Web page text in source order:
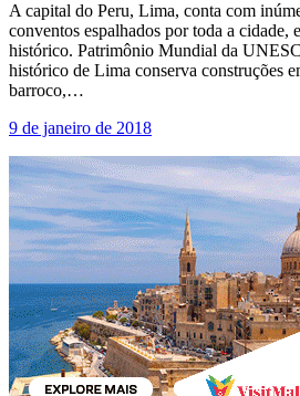
A capital do Peru, Lima, conta com
conventos espalhados por toda a cidade,
histórico. Patrimônio Mundial da
histórico de Lima conserva construções
barroco,…
9 de janeiro de 2018